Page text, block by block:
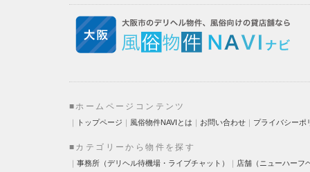
■ホームページコンテンツ
｜ トップページ ｜ 風俗物件NAVIとは ｜ お問い合わせ ｜ プライバシーポ
■カテゴリーから物件を探す
｜ 事務所（デリヘル待機場・ライブチャット） ｜ 店舗（ニューハーフ